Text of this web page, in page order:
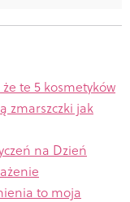
te 5 kosmetyków
zmarszczki jak
na Dzień
to moja